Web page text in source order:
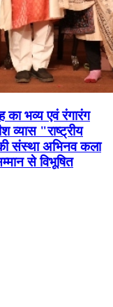
का भव्य एवं रंगारंग
व्यास "राष्ट्रीय
संस्था अभिनव कला
से विभूषित